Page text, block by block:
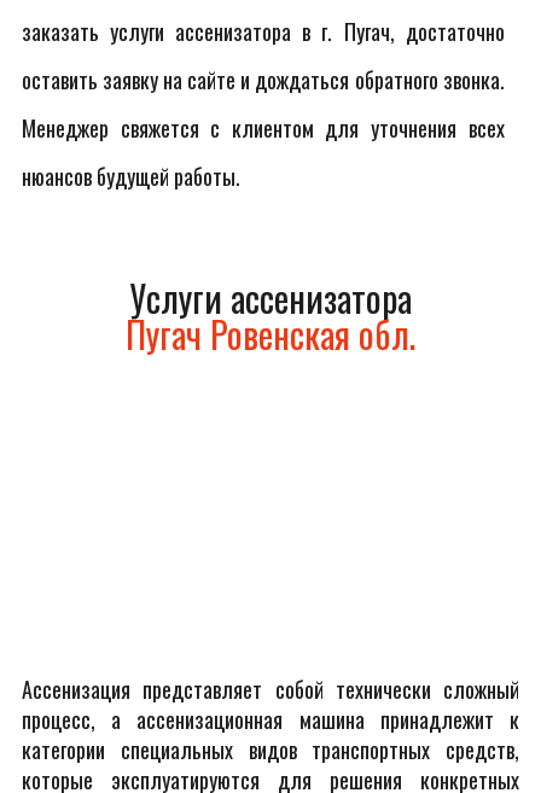
заказать услуги ассенизатора в г. Пугач, достаточно
оставить заявку на сайте и дождаться обратного звонка.
Менеджер свяжется с клиентом для уточнения всех
нюансов будущей работы.
Услуги ассенизатора
Пугач Ровенская обл.
Ассенизация представляет собой технически сложный
процесс, а ассенизационная машина принадлежит к
категории специальных видов транспортных средств,
которые эксплуатируются для решения конкретных